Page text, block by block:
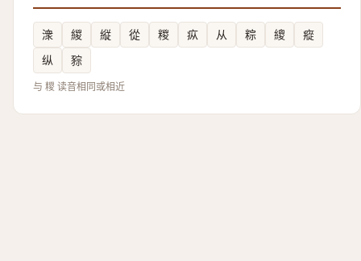
潨 緵 縦 從 糉 疭 从 粽 繌
瘲
纵
䝋
与 糭 读音相同或相近